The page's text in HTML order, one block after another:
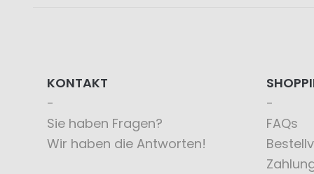
KONTAKT
Sie haben Fragen?
Wir haben die Antworten!
FAQs